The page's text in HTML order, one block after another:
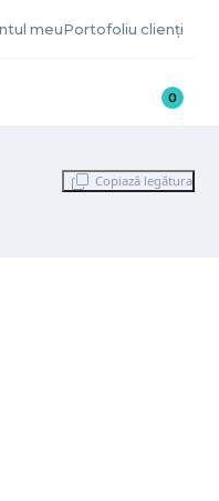
meuPortofoliu clienți
0
Copiază legătura